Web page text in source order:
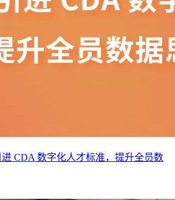
CDA 数字化人才标准，提升全员数